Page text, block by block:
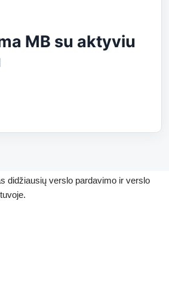
MB su aktyviu
didžiausių verslo pardavimo ir verslo